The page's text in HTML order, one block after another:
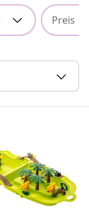
Preis